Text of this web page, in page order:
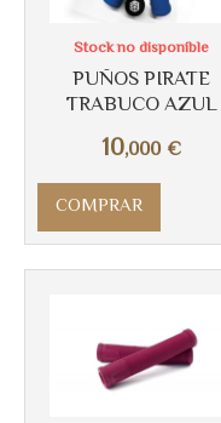
PUÑOS PIRATE
TRABUCO AZUL
10,000 €
Stock no disponible
COMPRAR